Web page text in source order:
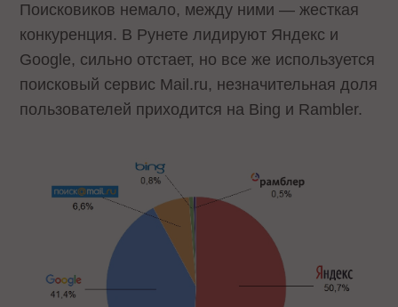
Поисковиков немало, между ними — жесткая
конкуренция. В Рунете лидируют Яндекс и
Google, сильно отстает, но все же используется
поисковый сервис Mail.ru, незначительная доля
пользователей приходится на Bing и Rambler.